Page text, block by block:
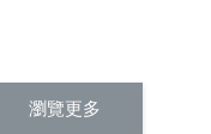
瀏覽更多